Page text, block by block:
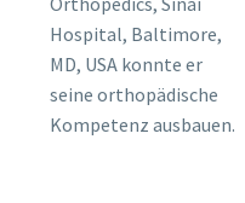
Hospital, Baltimore,
MD, USA konnte er
seine orthopädische
Kompetenz ausbauen.